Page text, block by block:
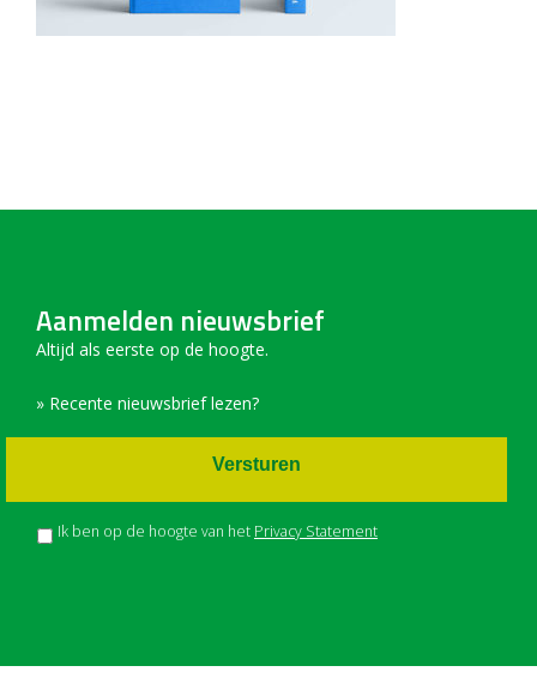
Aanmelden nieuwsbrief
Altijd als eerste op de hoogte.
» Recente nieuwsbrief lezen?
Ik ben op de hoogte van het Privacy Statement
Versturen